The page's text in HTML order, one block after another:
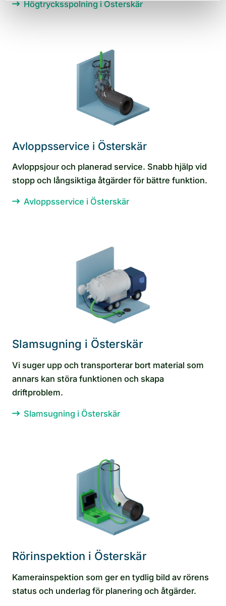
Högtrycksspolning i Österskär
Avloppsservice i Österskär
Avloppsjour och planerad service. Snabb hjälp vid
stopp och långsiktiga åtgärder för bättre funktion.
Avloppsservice i Österskär
Slamsugning i Österskär
Vi suger upp och transporterar bort material som
annars kan störa funktionen och skapa
driftproblem.
Slamsugning i Österskär
Rörinspektion i Österskär
Kamerainspektion som ger en tydlig bild av rörens
status och underlag för planering och åtgärder.